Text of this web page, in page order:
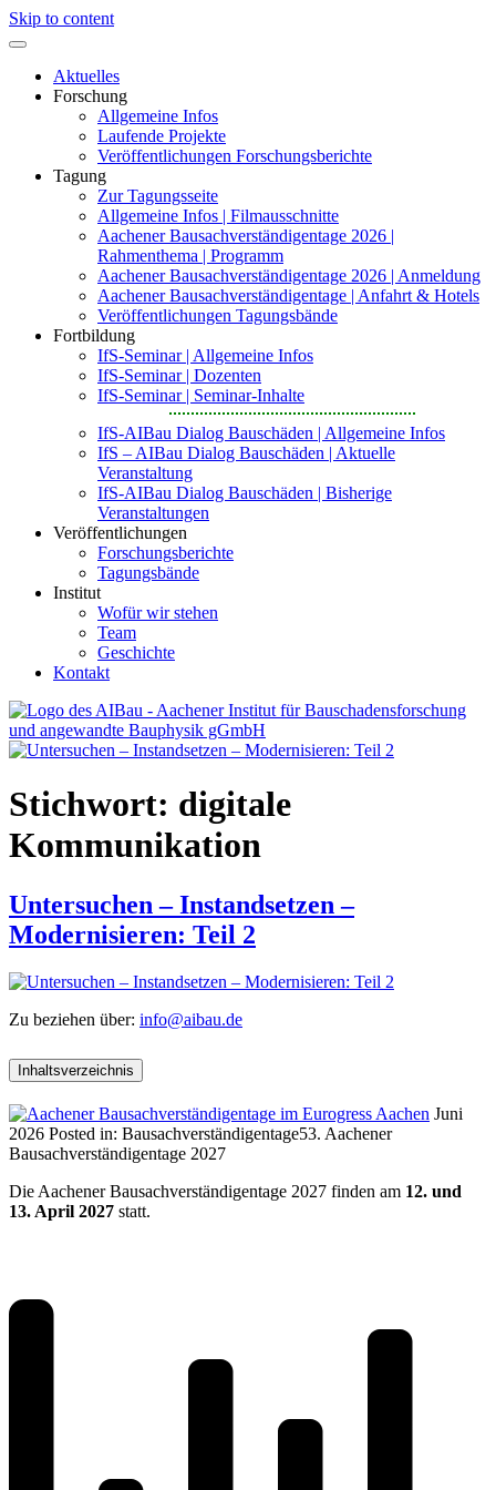
Skip to content
Aktuelles
Forschung
Allgemeine Infos
Laufende Projekte
Veröffentlichungen Forschungsberichte
Tagung
Zur Tagungsseite
Allgemeine Infos | Filmausschnitte
Aachener Bausachverständigentage 2026 |
Rahmenthema | Programm
Aachener Bausachverständigentage 2026 | Anmeldung
Aachener Bausachverständigentage | Anfahrt & Hotels
Veröffentlichungen Tagungsbände
Fortbildung
IfS-Seminar | Allgemeine Infos
IfS-Seminar | Dozenten
IfS-Seminar | Seminar-Inhalte
IfS-AIBau Dialog Bauschäden | Allgemeine Infos
IfS – AIBau Dialog Bauschäden | Aktuelle
Veranstaltung
IfS-AIBau Dialog Bauschäden | Bisherige
Veranstaltungen
Veröffentlichungen
Forschungsberichte
Tagungsbände
Institut
Wofür wir stehen
Team
Geschichte
Kontakt
angewandte Bauphysik
Stichwort: digitale
Kommunikation
Untersuchen – Instandsetzen –
Modernisieren: Teil 2
Zu beziehen über: info@aibau.de
Inhaltsverzeichnis
Juni
2026 Posted in: Bausachverständigentage53. Aachener
Bausachverständigentage 2027
Die Aachener Bausachverständigentage 2027 finden am 12. und
13. April 2027 statt.